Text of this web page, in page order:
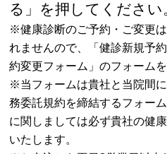
る」を押してください
※健康診断のご予約・ご変更
れませんので、「健診新規予
約変更フォーム 」のフォーム
※当フォームは貴社と当院間
務委託規約を締結するフォー
に関しましては必ず貴社の健
いたします。